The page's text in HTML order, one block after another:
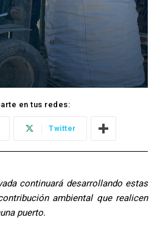
en tus redes:
Twitter
continuará desarrollando estas
ambiental que realicen
puerto.